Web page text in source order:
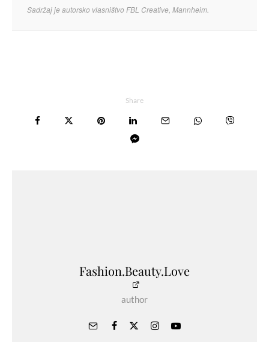
Sadržaj je autorsko vlasništvo FBL Creative, Mannheim.
Share
Fashion.Beauty.Love
author